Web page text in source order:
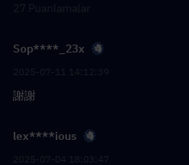
Sop****_23x
謝謝
lex****ious